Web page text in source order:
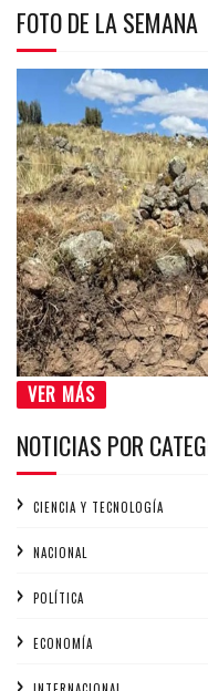
FOTO DE LA SEMANA
VER MÁS
NOTICIAS POR
CIENCIA Y TECNOLOGÍA
NACIONAL
POLÍTICA
ECONOMÍA